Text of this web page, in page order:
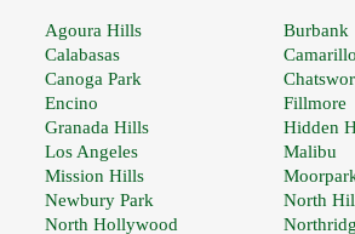
Agoura Hills
Burbank
Calabasas
Camarillo
Canoga Park
Encino
Fillmore
Granada Hills
Hidden
Los Angeles
Malibu
Mission Hills
Newbury Park
North
North Hollywood